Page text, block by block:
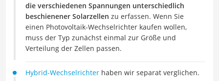
die verschiedenen Spannungen unterschiedlich
beschienener Solarzellen zu erfassen. Wenn Sie
einen Photovoltaik-Wechselrichter kaufen wollen,
muss der Typ zunächst einmal zur Größe und
Verteilung der Zellen passen.
Hybrid-Wechselrichter haben wir separat verglichen.